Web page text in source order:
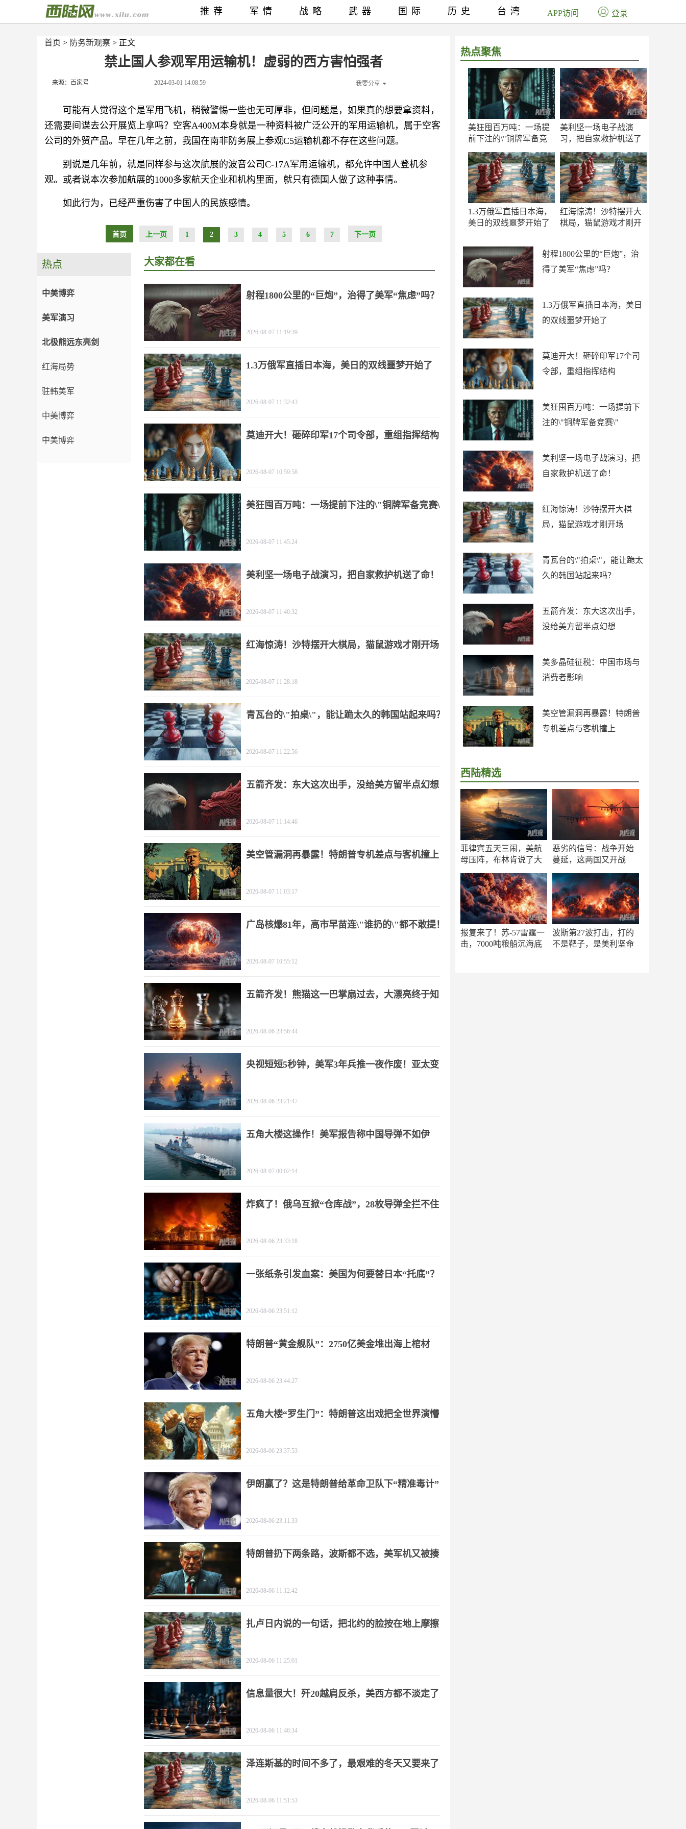
首页 > 防务新观察 > 正文
禁止国人参观军用运输机！虚弱的西方害怕强者
来源：百家号 2024-03-01 14:08:59 我要分享
可能有人觉得这个是军用飞机，稍微警惕一些也无可厚非，但问题是，如果真的想要拿资料，
还需要间谍去公开展览上拿吗？空客A400M本身就是一种资料被广泛公开的军用运输机，属于空客
公司的外贸产品。早在几年之前，我国在南非防务展上参观C5运输机都不存在这些问题。
别说是几年前，就是同样参与这次航展的波音公司C-17A军用运输机，都允许中国人登机参
观。或者说本次参加航展的1000多家航天企业和机构里面，就只有德国人做了这种事情。
如此行为，已经严重伤害了中国人的民族感情。
首页 上一页 1 2 3 4 5 6 7 下一页
热点聚焦
美狂囤百万吨：一场提
前下注的\"铜牌军备竞
美利坚一场电子战演
习，把自家救护机送了
1.3万俄军直插日本海，
美日的双线噩梦开始了
红海惊涛！沙特摆开大
棋局，猫鼠游戏才刚开
射程1800公里的“巨炮”，治
得了美军“焦虑”吗？
1.3万俄军直插日本海，美日
的双线噩梦开始了
莫迪开大！砸碎印军17个司
令部，重组指挥结构
美狂囤百万吨：一场提前下
注的\"铜牌军备竞赛\"
美利坚一场电子战演习，把
自家救护机送了命！
红海惊涛！沙特摆开大棋
局，猫鼠游戏才刚开场
青瓦台的\"拍桌\"，能让跪太
久的韩国站起来吗？
五箭齐发：东大这次出手，
没给美方留半点幻想
美多晶硅征税：中国市场与
消费者影响
美空管漏洞再暴露！特朗普
专机差点与客机撞上
西陆精选
菲律宾五天三闹，美航
母压阵，布林肯说了大
恶劣的信号：战争开始
蔓延，这两国又开战
报复来了！苏-57雷霆一
击，7000吨粮船沉海底
波斯第27波打击，打的
不是靶子，是美利坚命
推荐 军情 战略 武器 国际 历史 台湾 APP访问 登录
热点
中美博弈
美军演习
北极熊远东亮剑
红海局势
驻韩美军
中美博弈
中美博弈
大家都在看
射程1800公里的“巨炮”，治得了美军“焦虑”吗？
2026-08-07 11:19:39
1.3万俄军直插日本海，美日的双线噩梦开始了
2026-08-07 11:32:43
莫迪开大！砸碎印军17个司令部，重组指挥结构
2026-08-07 10:59:58
美狂囤百万吨：一场提前下注的\"铜牌军备竞赛\"
2026-08-07 11:45:24
美利坚一场电子战演习，把自家救护机送了命！
2026-08-07 11:40:32
红海惊涛！沙特摆开大棋局，猫鼠游戏才刚开场
2026-08-07 11:28:18
青瓦台的\"拍桌\"，能让跪太久的韩国站起来吗？
2026-08-07 11:22:56
五箭齐发：东大这次出手，没给美方留半点幻想
2026-08-07 11:14:46
美空管漏洞再暴露！特朗普专机差点与客机撞上
2026-08-07 11:03:17
广岛核爆81年，高市早苗连\"谁扔的\"都不敢提！
2026-08-07 10:55:12
五箭齐发！熊猫这一巴掌扇过去，大漂亮终于知
2026-08-06 23:56:44
央视短短5秒钟，美军3年兵推一夜作废！亚太变
2026-08-06 23:21:47
五角大楼这操作！美军报告称中国导弹不如伊
2026-08-07 00:02:14
炸疯了！俄乌互掀“仓库战”，28枚导弹全拦不住
2026-08-06 23:33:18
一张纸条引发血案：美国为何要替日本“托底”？
2026-08-06 23:51:12
特朗普“黄金舰队”：2750亿美金堆出海上棺材
2026-08-06 23:44:27
五角大楼“罗生门”：特朗普这出戏把全世界演懵
2026-08-06 23:37:53
伊朗赢了？这是特朗普给革命卫队下“精准毒计”
2026-08-06 23:11:33
特朗普扔下两条路，波斯都不选，美军机又被揍
2026-08-06 11:12:42
扎卢日内说的一句话，把北约的脸按在地上摩擦
2026-08-06 11:25:01
信息量很大！歼20越肩反杀，美西方都不淡定了
2026-08-06 11:46:34
泽连斯基的时间不多了，最艰难的冬天又要来了
2026-08-06 11:51:53